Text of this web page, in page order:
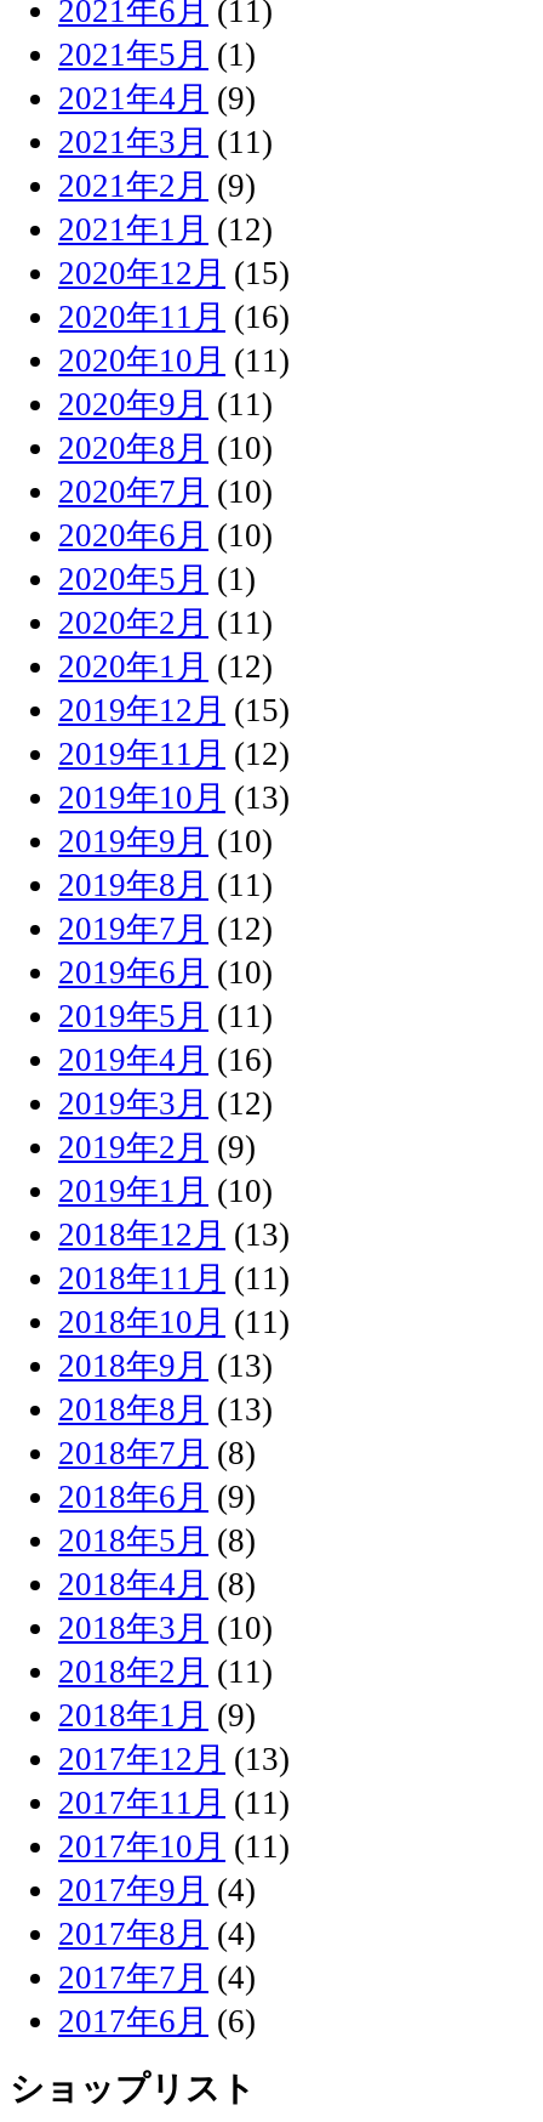
2021年6月 (11)
2021年5月 (1)
2021年4月 (9)
2021年3月 (11)
2021年2月 (9)
2021年1月 (12)
2020年12月 (15)
2020年11月 (16)
2020年10月 (11)
2020年9月 (11)
2020年8月 (10)
2020年7月 (10)
2020年6月 (10)
2020年5月 (1)
2020年2月 (11)
2020年1月 (12)
2019年12月 (15)
2019年11月 (12)
2019年10月 (13)
2019年9月 (10)
2019年8月 (11)
2019年7月 (12)
2019年6月 (10)
2019年5月 (11)
2019年4月 (16)
2019年3月 (12)
2019年2月 (9)
2019年1月 (10)
2018年12月 (13)
2018年11月 (11)
2018年10月 (11)
2018年9月 (13)
2018年8月 (13)
2018年7月 (8)
2018年6月 (9)
2018年5月 (8)
2018年4月 (8)
2018年3月 (10)
2018年2月 (11)
2018年1月 (9)
2017年12月 (13)
2017年11月 (11)
2017年10月 (11)
2017年9月 (4)
2017年8月 (4)
2017年7月 (4)
2017年6月 (6)
ショップリスト